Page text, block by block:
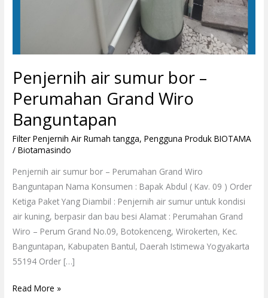
Penjernih air sumur bor –
Perumahan Grand Wiro
Banguntapan
Filter Penjernih Air Rumah tangga,Pengguna Produk BIOTAMA
/Biotamasindo
Penjernih air sumur bor – Perumahan Grand Wiro
Banguntapan Nama Konsumen : Bapak Abdul ( Kav. 09 ) Order
Ketiga Paket Yang Diambil : Penjernih air sumur untuk kondisi
air kuning, berpasir dan bau besi Alamat : Perumahan Grand
Wiro – Perum Grand No.09, Botokenceng, Wirokerten, Kec.
Banguntapan, Kabupaten Bantul, Daerah Istimewa Yogyakarta
55194 Order […]
Read More »